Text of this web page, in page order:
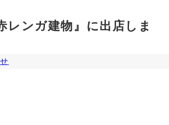
レンガ建物』に出店しま